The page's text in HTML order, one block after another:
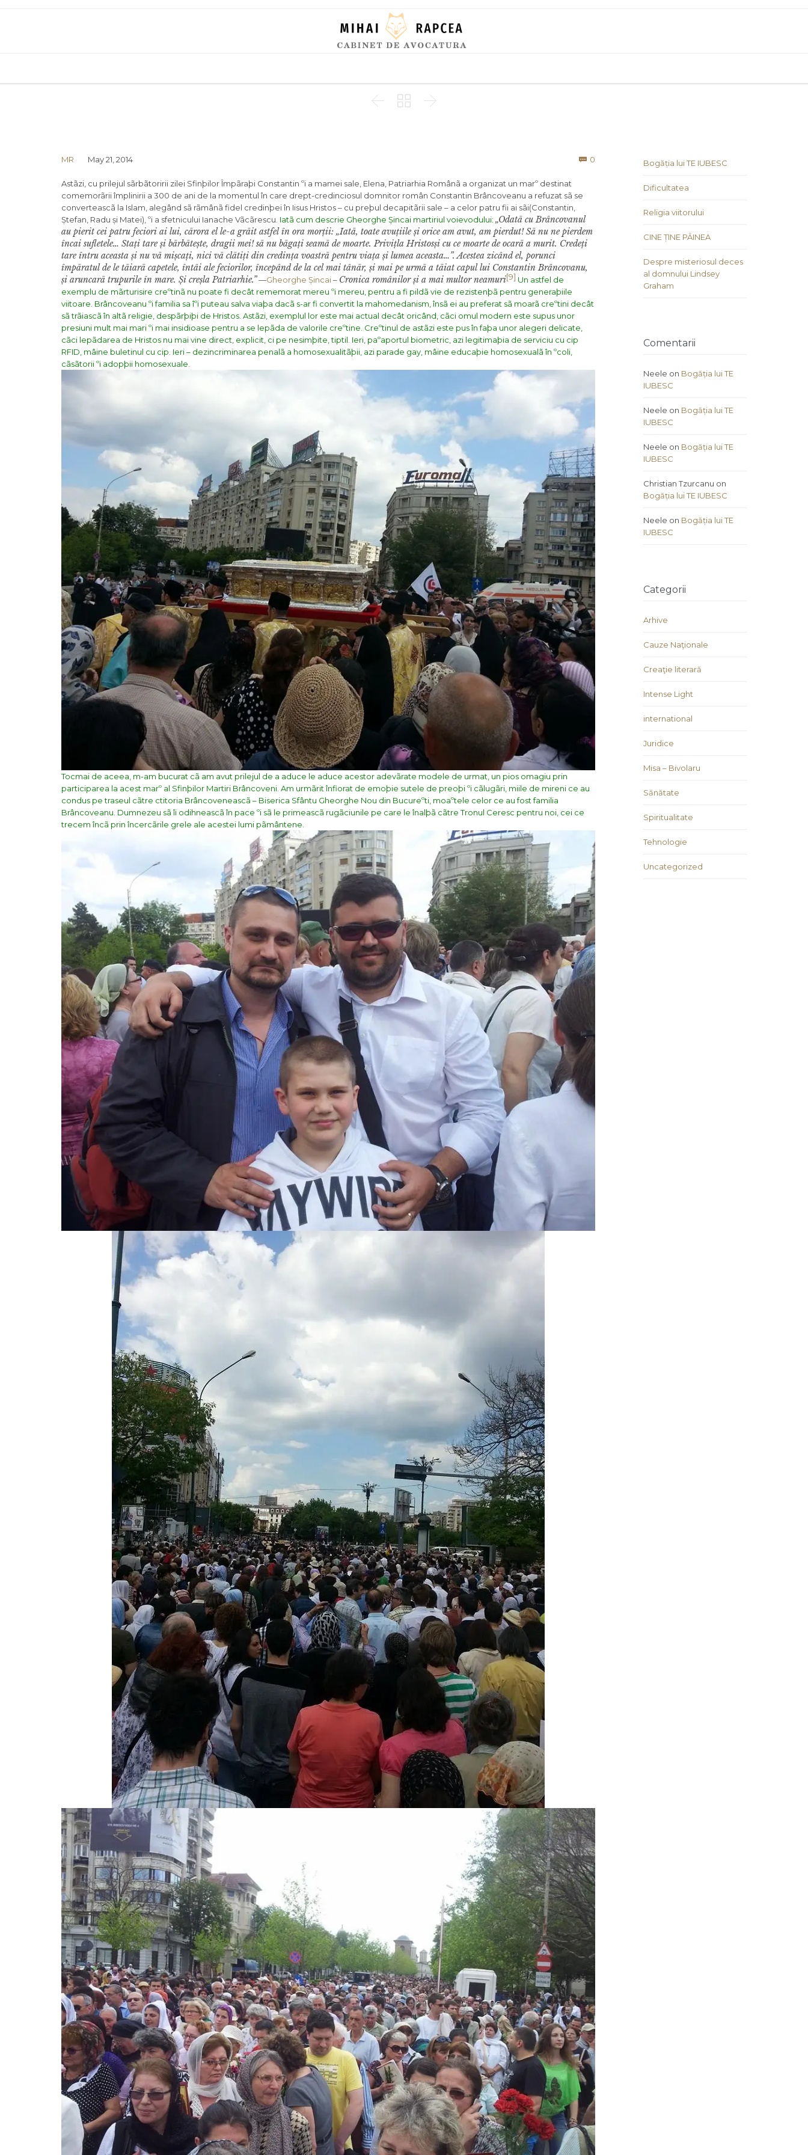
content
  
MR May 21, 2014  0
Astãzi, cu prilejul sãrbãtoririi zilei Sfinþilor Împãraþi Constantin ºi a mamei sale, Elena, Patriarhia Românã a organizat un marº destinat
comemorãrii împlinirii a 300 de ani de la momentul în care drept-credinciosul domnitor român Constantin Brâncoveanu a refuzat sã se
converteascã la Islam, alegând sã rãmânã fidel credinþei în Iisus Hristos – cu preþul decapitãrii sale – a celor patru fii ai sãi(Constantin,
Ștefan, Radu și Matei), ºi a sfetnicului Ianache Vãcãrescu. Iatã cum descrie Gheorghe Șincai martiriul voievodului: „Odatã cu Brâncovanul
au pierit cei patru feciori ai lui, cãrora el le-a grãit astfel în ora morții: „Iatã, toate avuțiileși orice am avut, am pierdut! Sã nu ne pierdem
încai sufletele… Stați tareși bãrbãtește, dragii mei! sã nu bãgați seamã de moarte. Privițla Hristosși cu ce moarte de ocarã a murit. Credeți
tare întru aceasta și nu vã mișcați, nici vã clãtiți din credința voastrã pentru viața și lumea aceasta…”. Acestea zicând el, porunci
împãratul de le tãiarã capetele, întâi ale feciorilor, începând de la cel mai tânãr, și mai pe urmã a tãiat capul lui Constantin Brâncovanu,
și aruncarã trupurile în mare. Și creșla Patriarhie.”—Gheorghe Șincai– Cronica românilorși a mai multor neamuri[9] Un astfel de
exemplu de mãrturisire creºtinã nu poate fi decât rememorat mereu ºi mereu, pentru a fi pildã vie de rezistenþã pentru generaþiile
viitoare. Brâncoveanu ºi familia sa îºi puteau salva viaþa dacã s-ar fi convertit la mahomedanism, însã ei au preferat sã moarã creºtini decât
sã trãiascã în altã religie, despãrþiþi de Hristos. Astãzi, exemplul lor este mai actual decât oricând, cãci omul modern este supus unor
presiuni mult mai mari ºi mai insidioase pentru a se lepãda de valorile creºtine. Creºtinul de astãzi este pus în faþa unor alegeri delicate,
cãci lepãdarea de Hristos nu mai vine direct, explicit, ci pe nesimþite, tiptil. Ieri, paºaportul biometric, azi legitimaþia de serviciu cu cip
RFID, mâine buletinul cu cip. Ieri – dezincriminarea penalã a homosexualitãþii, azi parade gay, mâine educaþie homosexualã în ºcoli,
cãsãtorii ºi adopþii homosexuale.
Tocmai de aceea, m-am bucurat cã am avut prilejul de a aduce le aduce acestor adevãrate modele de urmat, un pios omagiu prin
participarea la acest marº al Sfinþilor Martiri Brâncoveni. Am urmãrit înfiorat de emoþie sutele de preoþi ºi cãlugãri, miile de mireni ce au
condus pe traseul cãtre ctitoria Brâncoveneascã – Biserica Sfântu Gheorghe Nou din Bucureºti, moaºtele celor ce au fost familia
Brâncoveanu. Dumnezeu sã îi odihneascã în pace ºi sã le primeascã rugãciunile pe care le înalþã cãtre Tronul Ceresc pentru noi, cei ce
trecem încã prin încercãrile grele ale acestei lumi pãmântene.
Bogăția lui TE IUBESC
Dificultatea
Religia viitorului
CINE ȚINE PÂINEA
Despre misteriosul deces
al domnului Lindsey
Graham
Comentarii
Neele on Bogăția lui TE
IUBESC
Neele on Bogăția lui TE
IUBESC
Neele on Bogăția lui TE
IUBESC
Christian Tzurcanu on
Bogăția lui TE IUBESC
Neele on Bogăția lui TE
IUBESC
Categorii
Arhive
Cauze Naţionale
Creaţie literară
Intense Light
international
Juridice
Misa – Bivolaru
Sănătate
Spiritualitate
Tehnologie
Uncategorized